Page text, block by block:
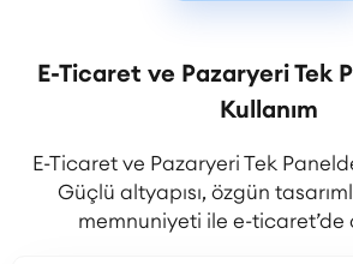
E-Ticaret ve Pazaryeri Tek
Kullanım
E-Ticaret ve Pazaryeri Tek
Güçlü altyapısı, özgün
memnuniyeti ile e-ticaret’de